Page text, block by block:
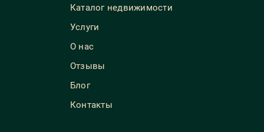
Каталог недвижимости
Услуги
О нас
Отзывы
Блог
Контакты